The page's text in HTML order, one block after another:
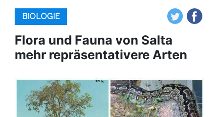
BIOLOGIE
Flora und Fauna von Salta
mehr repräsentativere Arten